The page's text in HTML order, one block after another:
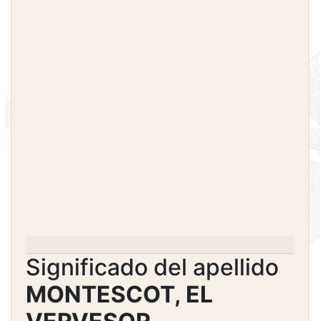
Significado del apellido
MONTESCOT, EL